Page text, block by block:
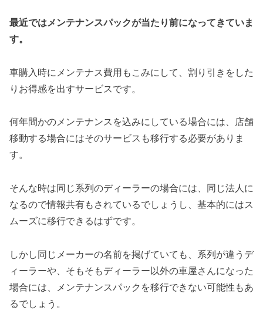
最近ではメンテナンスパックが当たり前になってきていま
す。
車購入時にメンテナス費用もこみにして、割り引きをした
りお得感を出すサービスです。
何年間かのメンテナンスを込みにしている場合には、店舗
移動する場合にはそのサービスも移行する必要がありま
す。
そんな時は同じ系列のディーラーの場合には、同じ法人に
なるので情報共有もされているでしょうし、基本的にはス
ムーズに移行できるはずです。
しかし同じメーカーの名前を掲げていても、系列が違うデ
ィーラーや、そもそもディーラー以外の車屋さんになった
場合には、メンテナンスパックを移行できない可能性もあ
るでしょう。